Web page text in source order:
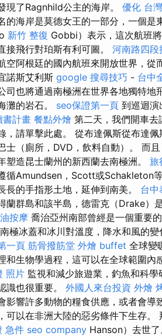
現了Ragnhild公主的海岸。 優化 台
的海岸是莫德女王的一部分，一個
新竹 整復 Gobbi）表示，這次航班
接飛行對珀斯有利可圖。 河南路四段
空阿根廷的國內航班來開放世界，從
諾斯艾利斯 google 搜尋技巧 - 台中
司也將通過南極洲在世界各地獨特地
灘的岩石。 seo保證第一頁 到巡迴演
書計畫 餐點外燴 第二天，我們開車
，請單擊此處。 從布達佩斯從布達
士（廁所，DVD，飲料自動）。 而
塑造昆士蘭州的新西蘭去南極洲。 旅
循Amundsen，Scott或Schakleton
長的手指形土地，延伸到南美。 台中
蘭群島和該半島，德雷克（Drake）
按摩 喬治亞州南部曾經是一個重要
極冰蓋和冰川對溫度，降水和風的
一頁 筋骨撥筋堂 外燴 buffet 全球變
和生物學過程，這可以在全球範圍內
照片 監視和減少旅遊業，釣魚和科
識也很重要。 外國人來台投資 外燴
影響許多動物的糧食供應，或者會導
可以在非洲大陸的惡劣條件下生存。
急件 seo company Hanson）去世了